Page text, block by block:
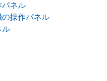
パネル
操作パネル
ル